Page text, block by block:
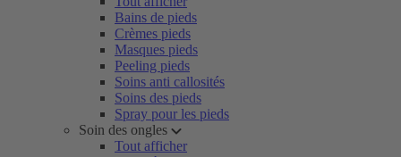
Bains de pieds
Crèmes pieds
Masques pieds
Peeling pieds
Soins anti callosités
Soins des pieds
Spray pour les pieds
Soin des ongles
Tout afficher